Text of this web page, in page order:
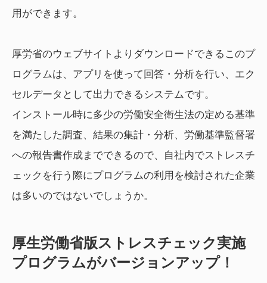
用ができます。
厚労省のウェブサイトよりダウンロードできるこのプ
ログラムは、アプリを使って回答・分析を行い、エク
セルデータとして出力できるシステムです。
インストール時に多少の労働安全衛生法の定める基準
を満たした調査、結果の集計・分析、労働基準監督署
への報告書作成までできるので、自社内でストレスチ
ェックを行う際にプログラムの利用を検討された企業
は多いのではないでしょうか。
厚生労働省版ストレスチェック実施
プログラムがバージョンアップ！